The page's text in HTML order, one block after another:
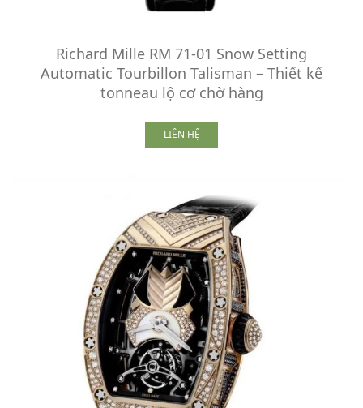
Richard Mille RM 71-01 Snow Setting
Automatic Tourbillon Talisman – Thiết kế
tonneau lộ cơ chờ hàng
LIÊN HỆ